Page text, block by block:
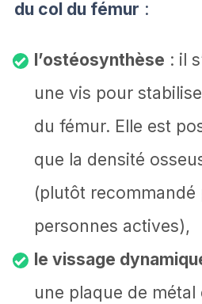
du col du fémur :
l’ostéosynthèse : il
une vis pour
du fémur. Elle est
que la densité
(plutôt recommandé
personnes actives),
le vissage
une plaque de métal